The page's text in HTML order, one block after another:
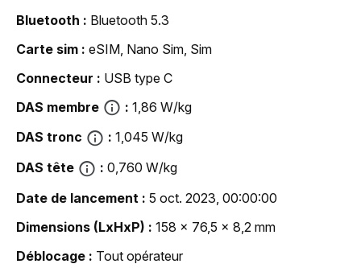
Bluetooth
Bluetooth 5.3
Carte sim
eSIM, Nano Sim, Sim
Connecteur
USB type C
DAS membre
1,86 W/kg
DAS tronc
1,045 W/kg
DAS tête
0,760 W/kg
Date de lancement
5 oct. 2023, 00:00:00
Dimensions (LxHxP)
158 x 76,5 x 8,2 mm
Déblocage
Tout opérateur